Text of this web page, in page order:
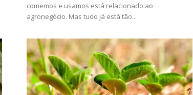
comemos e usamos está relacionado ao
agronegócio. Mas tudo já está tão...